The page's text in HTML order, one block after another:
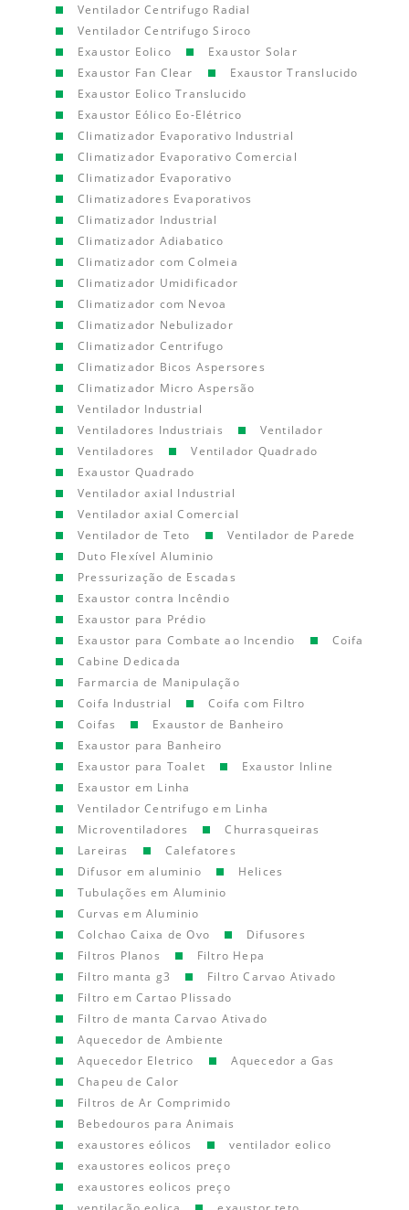
Ventilador Centrifugo Radial
Ventilador Centrifugo Siroco
Exaustor Eolico
Exaustor Solar
Exaustor Fan Clear
Exaustor Translucido
Exaustor Eolico Translucido
Exaustor Eólico Eo-Elétrico
Climatizador Evaporativo Industrial
Climatizador Evaporativo Comercial
Climatizador Evaporativo
Climatizadores Evaporativos
Climatizador Industrial
Climatizador Adiabatico
Climatizador com Colmeia
Climatizador Umidificador
Climatizador com Nevoa
Climatizador Nebulizador
Climatizador Centrifugo
Climatizador Bicos Aspersores
Climatizador Micro Aspersão
Ventilador Industrial
Ventiladores Industriais
Ventilador
Ventiladores
Ventilador Quadrado
Exaustor Quadrado
Ventilador axial Industrial
Ventilador axial Comercial
Ventilador de Teto
Ventilador de Parede
Duto Flexível Aluminio
Pressurização de Escadas
Exaustor contra Incêndio
Exaustor para Prédio
Exaustor para Combate ao Incendio
Coifa
Cabine Dedicada
Farmarcia de Manipulação
Coifa Industrial
Coifa com Filtro
Coifas
Exaustor de Banheiro
Exaustor para Banheiro
Exaustor para Toalet
Exaustor Inline
Exaustor em Linha
Ventilador Centrifugo em Linha
Microventiladores
Churrasqueiras
Lareiras
Calefatores
Difusor em aluminio
Helices
Tubulações em Aluminio
Curvas em Aluminio
Colchao Caixa de Ovo
Difusores
Filtros Planos
Filtro Hepa
Filtro manta g3
Filtro Carvao Ativado
Filtro em Cartao Plissado
Filtro de manta Carvao Ativado
Aquecedor de Ambiente
Aquecedor Eletrico
Aquecedor a Gas
Chapeu de Calor
Filtros de Ar Comprimido
Bebedouros para Animais
exaustores eólicos
ventilador eolico
exaustores eolicos preço
exaustores eolicos preço